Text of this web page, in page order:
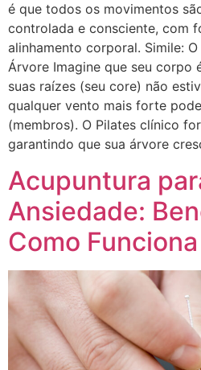
é que todos os movimentos
controlada e consciente, com
alinhamento corporal. Simile:
Árvore Imagine que seu corpo
suas raízes (seu core) não
qualquer vento mais forte
(membros). O Pilates clínico
garantindo que sua árvore
Acupuntura
Ansiedade:
Como Funciona